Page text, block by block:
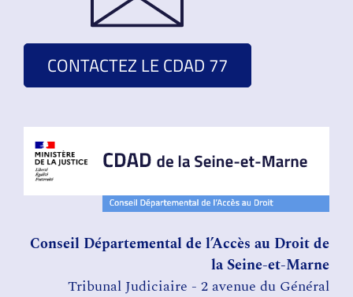
CONTACTEZ LE CDAD 77
Conseil Départemental de l’Accès au Droit de
la Seine-et-Marne
Tribunal Judiciaire - 2 avenue du Général